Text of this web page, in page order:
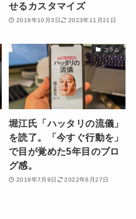
せるカスタマイズ
2019年10月3日 2023年11月21日
コラム
堀江氏「ハッタリの流儀」
を読了。「今すぐ行動を」
で目が覚めた5年目のブロ
グ感。
2019年7月9日 2022年6月27日